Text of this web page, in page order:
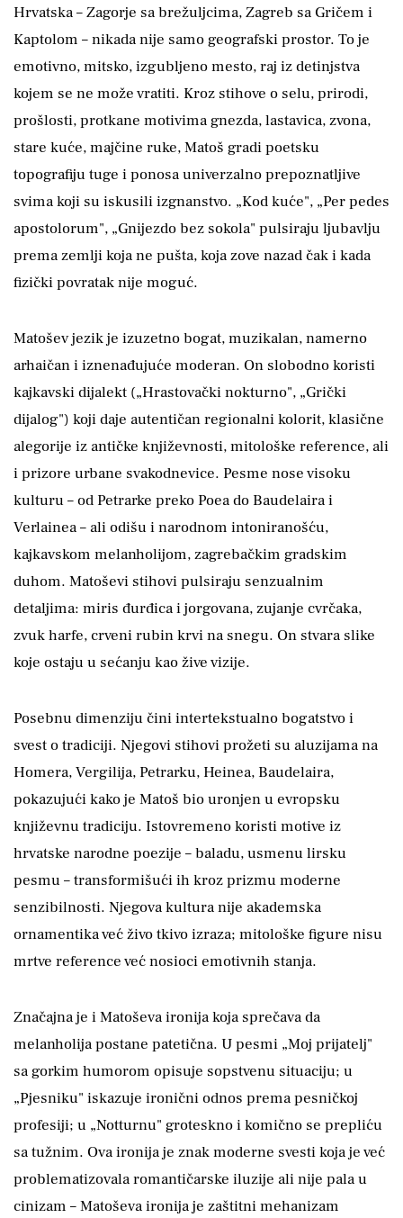
Hrvatska – Zagorje sa brežuljcima, Zagreb sa Gričem i
Kaptolom – nikada nije samo geografski prostor. To je
emotivno, mitsko, izgubljeno mesto, raj iz detinjstva
kojem se ne može vratiti. Kroz stihove o selu, prirodi,
prošlosti, protkane motivima gnezda, lastavica, zvona,
stare kuće, majčine ruke, Matoš gradi poetsku
topografiju tuge i ponosa univerzalno prepoznatljive
svima koji su iskusili izgnanstvo. „Kod kuće", „Per pedes
apostolorum", „Gnijezdo bez sokola" pulsiraju ljubavlju
prema zemlji koja ne pušta, koja zove nazad čak i kada
fizički povratak nije moguć.
Matošev jezik je izuzetno bogat, muzikalan, namerno
arhaičan i iznenađujuće moderan. On slobodno koristi
kajkavski dijalekt („Hrastovački nokturno", „Grički
dijalog") koji daje autentičan regionalni kolorit, klasične
alegorije iz antičke književnosti, mitološke reference, ali
i prizore urbane svakodnevice. Pesme nose visoku
kulturu – od Petrarke preko Poea do Baudelaira i
Verlainea – ali odišu i narodnom intoniranošću,
kajkavskom melanholijom, zagrebačkim gradskim
duhom. Matoševi stihovi pulsiraju senzualnim
detaljima: miris đurđica i jorgovana, zujanje cvrčaka,
zvuk harfe, crveni rubin krvi na snegu. On stvara slike
koje ostaju u sećanju kao žive vizije.
Posebnu dimenziju čini intertekstualno bogatstvo i
svest o tradiciji. Njegovi stihovi prožeti su aluzijama na
Homera, Vergilija, Petrarku, Heinea, Baudelaira,
pokazujući kako je Matoš bio uronjen u evropsku
književnu tradiciju. Istovremeno koristi motive iz
hrvatske narodne poezije – baladu, usmenu lirsku
pesmu – transformišući ih kroz prizmu moderne
senzibilnosti. Njegova kultura nije akademska
ornamentika već živo tkivo izraza; mitološke figure nisu
mrtve reference već nosioci emotivnih stanja.
Značajna je i Matoševa ironija koja sprečava da
melanholija postane patetična. U pesmi „Moj prijatelj"
sa gorkim humorom opisuje sopstvenu situaciju; u
„Pjesniku" iskazuje ironični odnos prema pesničkoj
profesiji; u „Notturnu" groteskno i komično se prepliću
sa tužnim. Ova ironija je znak moderne svesti koja je već
problematizovala romantičarske iluzije ali nije pala u
cinizam – Matoševa ironija je zaštitni mehanizam